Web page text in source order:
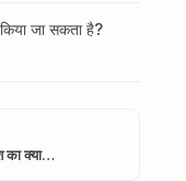
जा सकता है?
का क्या…